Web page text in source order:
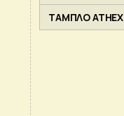
ΤΑΜΠΛΟ ATHEX